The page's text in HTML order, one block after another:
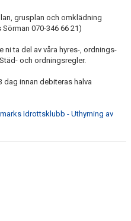
grusplan och omklädning
070-346 66 21)
ni ta del av våra hyres-, ordnings-
och ordningsregler.
dag innan debiteras halva
Idrottsklubb - Uthyrning av